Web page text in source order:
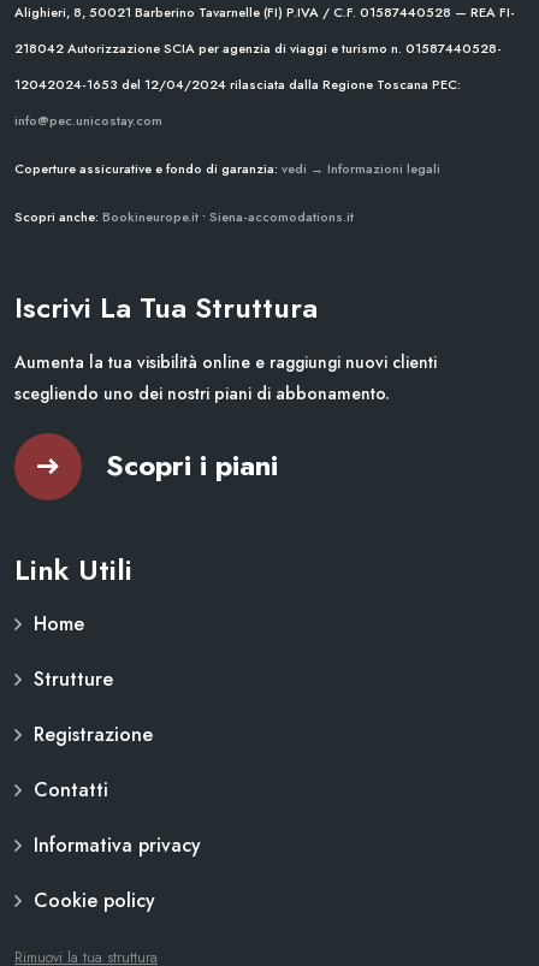
Alighieri, 8, 50021 Barberino Tavarnelle (FI) P.IVA / C.F. 01587440528 — REA FI-
218042Autorizzazione SCIA per agenzia di viaggi e turismo n. 01587440528-
12042024-1653 del 12/04/2024rilasciata dalla Regione Toscana PEC:
info@pec.unicostay.com
Coperture assicurative e fondo di garanzia: vedi → Informazioni legali
Scopri anche: Bookineurope.it • Siena-accomodations.it
Iscrivi La Tua Struttura
Aumenta la tua visibilità online e raggiungi nuovi clienti
scegliendo uno dei nostri piani di abbonamento.
Scopri i piani
Link Utili
Home
Strutture
Registrazione
Contatti
Informativa privacy
Cookie policy
Rimuovi la tua struttura